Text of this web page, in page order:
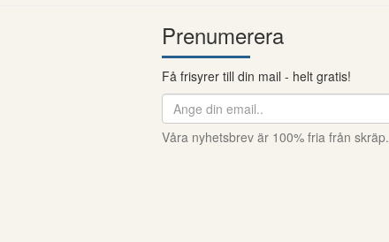
Prenumerera
Få frisyrer till din mail - helt gratis!
Våra nyhetsbrev är 100% fria från skräp.